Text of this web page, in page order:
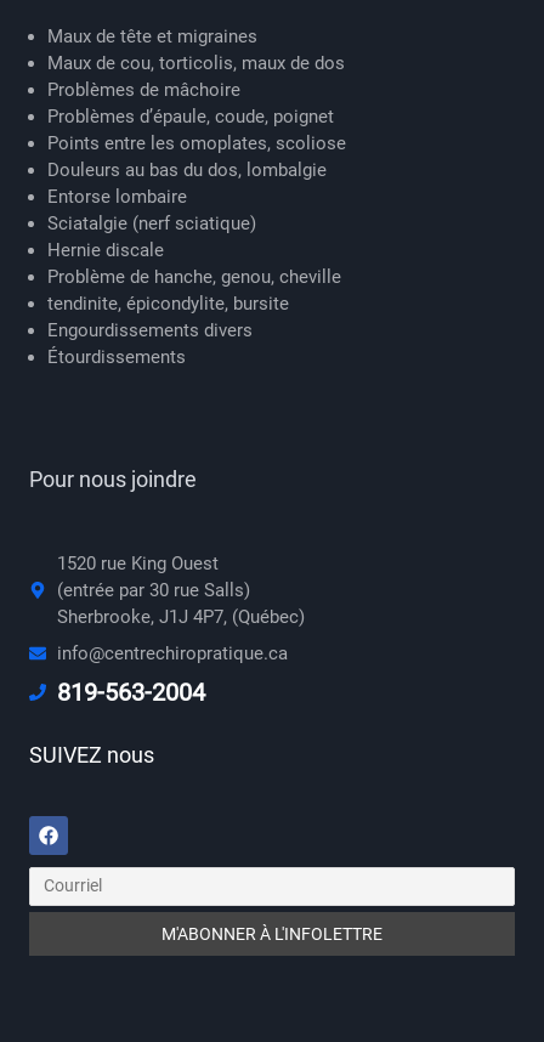
Maux de tête et migraines
Maux de cou, torticolis, maux de dos
Problèmes de mâchoire
Problèmes d’épaule, coude, poignet
Points entre les omoplates, scoliose
Douleurs au bas du dos, lombalgie
Entorse lombaire
Sciatalgie (nerf sciatique)
Hernie discale
Problème de hanche, genou, cheville
tendinite, épicondylite, bursite
Engourdissements divers
Étourdissements
Pour nous joindre
1520 rue King Ouest
(entrée par 30 rue Salls)
Sherbrooke, J1J 4P7, (Québec)
info@centrechiropratique.ca
819-563-2004
SUIVEZ nous
Facebook